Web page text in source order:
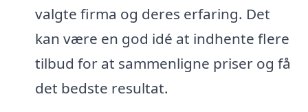
valgte firma og deres erfaring. Det
kan være en god idé at indhente flere
tilbud for at sammenligne priser og få
det bedste resultat.